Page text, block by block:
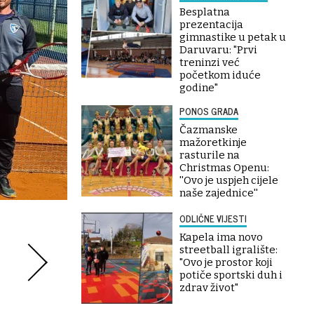
Besplatna
prezentacija
gimnastike u petak u
Daruvaru: "Prvi
treninzi već
početkom iduće
godine"
PONOS GRADA
Čazmanske
mažoretkinje
rasturile na
Christmas Openu:
''Ovo je uspjeh cijele
naše zajednice''
ODLIČNE VIJESTI
Kapela ima novo
streetball igralište:
"Ovo je prostor koji
potiče sportski duh i
zdrav život"